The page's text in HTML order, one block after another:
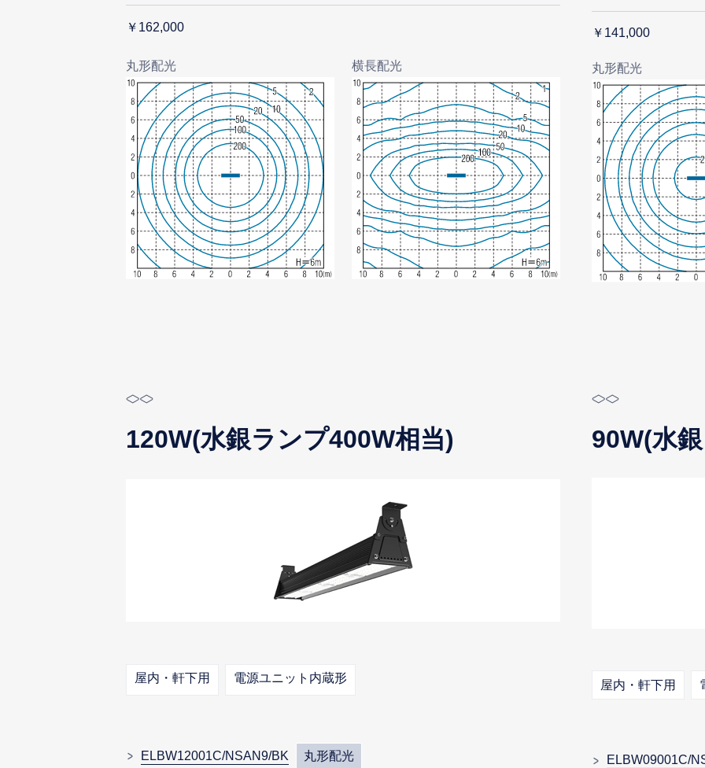
￥162,000
丸形配光 横長配光
￥141,000
丸形配光
120W(水銀ランプ400W相当)
屋内・軒下用 電源ユニット内蔵形
ELBW12001C/NSAN9/BK 丸形配光
90W(水
屋内・軒下用
ELBW09001C/